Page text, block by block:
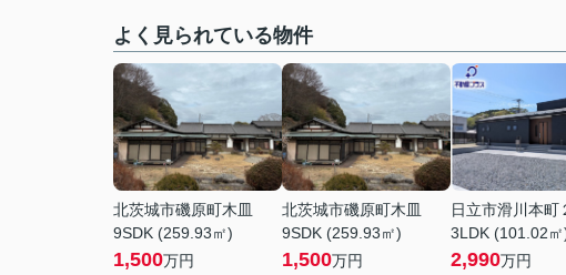
よく見られている物件
北茨城市磯原町木皿
9SDK (259.93㎡)
1,500万円
北茨城市磯原町木皿
9SDK (259.93㎡)
1,500万円
日立市滑川本町
3LDK (101.02㎡
2,990万円